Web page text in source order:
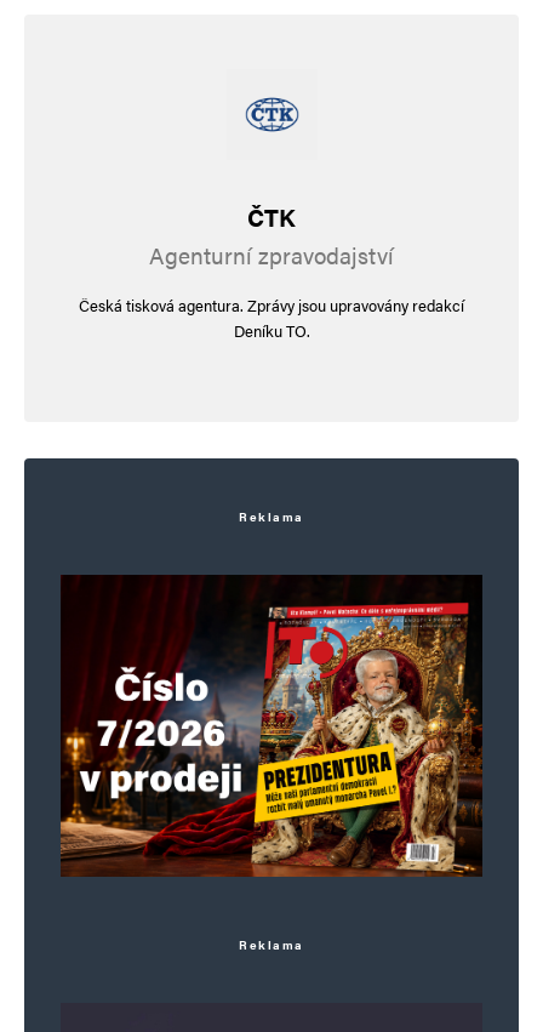
ČTK
Agenturní zpravodajství
Česká tisková agentura. Zprávy jsou upravovány redakcí
Deníku TO.
Reklama
Reklama